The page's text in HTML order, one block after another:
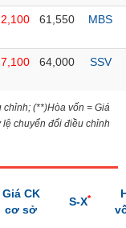
61,550 MBS
64,000 SSV
(**)Hòa vốn = Giá
chuyển đổi điều chỉnh
Giá CK
cơ sở
S-X*